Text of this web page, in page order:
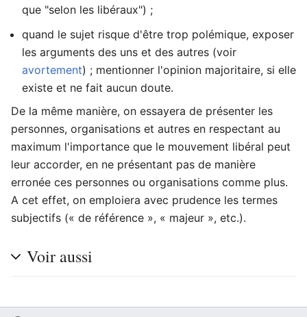
que "selon les libéraux") ;
quand le sujet risque d'être trop polémique, exposer
les arguments des uns et des autres (voir
avortement) ; mentionner l'opinion majoritaire, si elle
existe et ne fait aucun doute.
De la même manière, on essayera de présenter les
personnes, organisations et autres en respectant au
maximum l'importance que le mouvement libéral peut
leur accorder, en ne présentant pas de manière
erronée ces personnes ou organisations comme plus.
A cet effet, on emploiera avec prudence les termes
subjectifs (« de référence », « majeur », etc.).
Voir aussi